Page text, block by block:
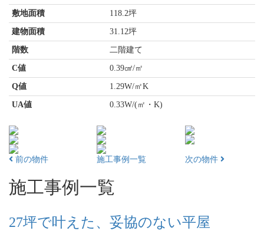
敷地面積 118.2坪
建物面積 31.12坪
階数 二階建て
C値 0.39㎠/㎡
Q値 1.29W/㎡K
UA値 0.33W/(㎡・K)
前の物件 施工事例一覧 次の物件
施工事例一覧
27坪で叶えた、妥協のない平屋